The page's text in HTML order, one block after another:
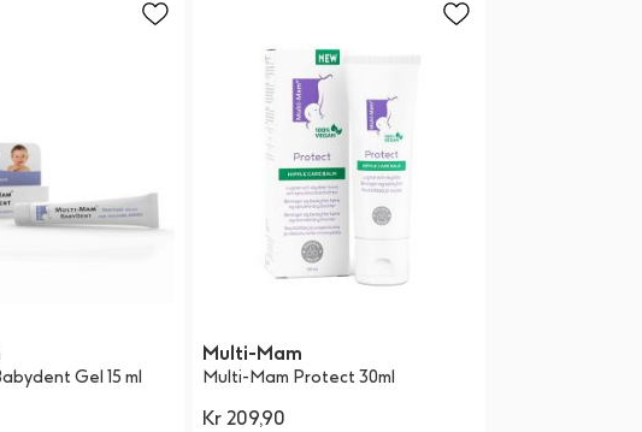
Gel 15 ml
Multi-Mam
Multi-Mam Protect 30ml
Kr 209,90